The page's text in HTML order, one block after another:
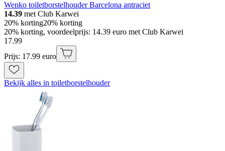
Wenko toiletborstelhouder Barcelona antraciet
14.39 met Club Karwei
20% korting20% korting
20% korting, voordeelprijs: 14.39 euro met Club Karwei
17.99
Prijs: 17.99 euro
Bekijk alles in toiletborstelhouder